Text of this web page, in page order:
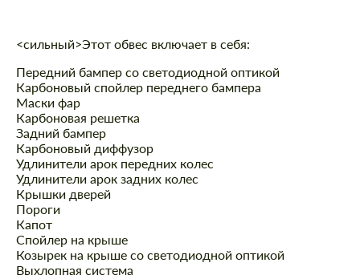
Описание
<сильный>Этот обвес включает в себя:
Передний бампер со светодиодной оптикой
Карбоновый спойлер переднего бампера
Маски фар
Карбоновая решетка
Задний бампер
Карбоновый диффузор
Удлинители арок передних колес
Удлинители арок задних колес
Крышки дверей
Пороги
Капот
Спойлер на крыше
Козырек на крыше со светодиодной оптикой
Выхлопная система